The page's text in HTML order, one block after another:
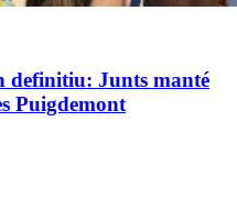
definitiu: Junts manté
Puigdemont